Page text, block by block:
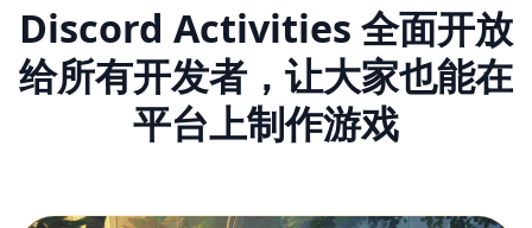
Discord Activities 全面开放
给所有开发者，让大家也能在
平台上制作游戏